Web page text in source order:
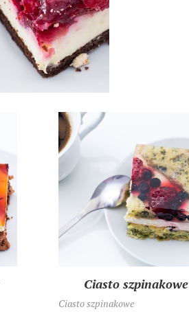
Ciasto szpinakowe
Ciasto szpinakowe